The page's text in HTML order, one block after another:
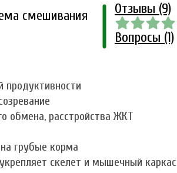
смешивания
Отзывы (9)
Вопросы (1)
продуктивности
обмена, расстройства ЖКТ
грубые корма
скелет и мышечный каркас